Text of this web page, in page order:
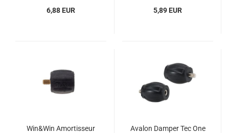
6,88 EUR 5,89 EUR
Win&Win Amortisseur
Avalon Damper Tec One